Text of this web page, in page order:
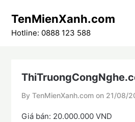
content
TenMienXanh.com
Hotline: 0888 123 588
By TenMienXanh.com on 21/08/
Giá bán: 20.000.000 VND